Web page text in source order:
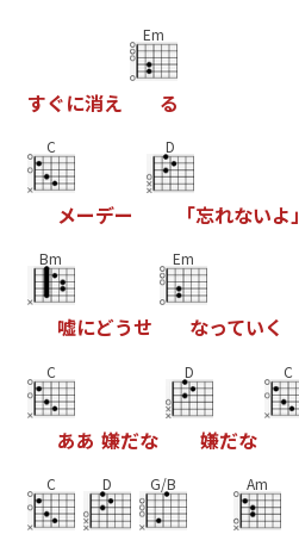
すぐに消え
Em
る
C
メーデー
D
「忘れないよ」
Bm
嘘にどうせ
Em
なっていく
C
ああ 嫌だな
D
嫌だな
C
C D G/B Am